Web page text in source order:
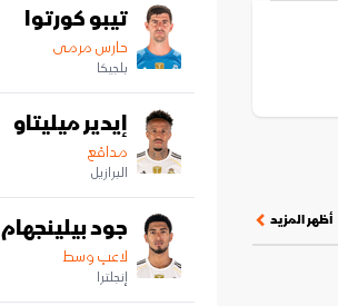
أظهر المزيد
تيبو كورتوا
حارس مرمى
بلجيكا
إيدير ميليتاو
مدافع
البرازيل
جود بيلينجهام
لاعب وسط
إنجلترا